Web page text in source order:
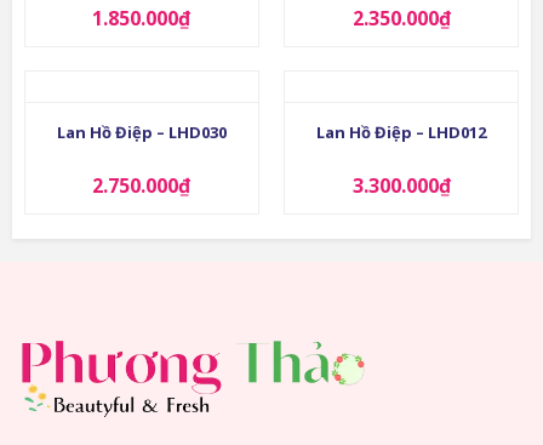
1.850.000₫ 2.350.000₫
Lan Hồ Điệp – LHD030
2.750.000₫
Lan Hồ Điệp – LHD012
3.300.000₫